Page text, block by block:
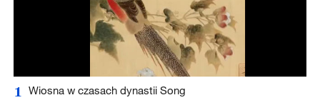
1 Wiosna w czasach dynastii Song